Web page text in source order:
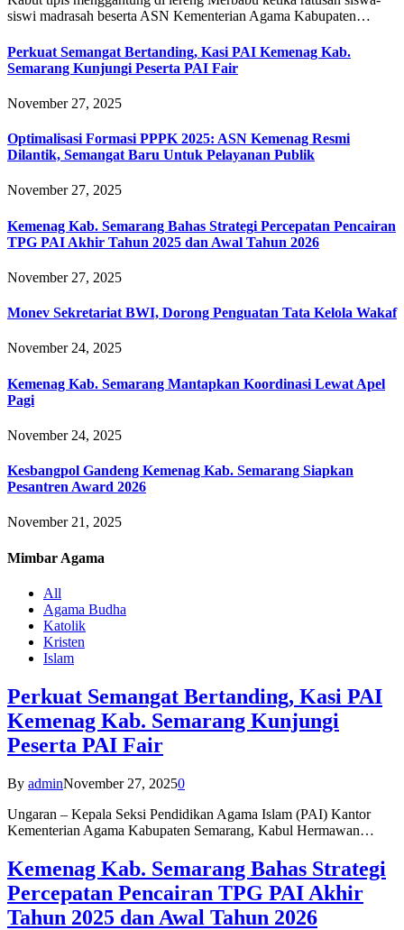
siswi madrasah beserta ASN Kementerian Agama Kabupaten…
Perkuat Semangat Bertanding, Kasi PAI Kemenag Kab.
Semarang Kunjungi Peserta PAI Fair
November 27, 2025
Optimalisasi Formasi PPPK 2025: ASN Kemenag Resmi
Dilantik, Semangat Baru Untuk Pelayanan Publik
November 27, 2025
Kemenag Kab. Semarang Bahas Strategi Percepatan Pencairan
TPG PAI Akhir Tahun 2025 dan Awal Tahun 2026
November 27, 2025
Monev Sekretariat BWI, Dorong Penguatan Tata Kelola Wakaf
November 24, 2025
Kemenag Kab. Semarang Mantapkan Koordinasi Lewat Apel
Pagi
November 24, 2025
Kesbangpol Gandeng Kemenag Kab. Semarang Siapkan
Pesantren Award 2026
November 21, 2025
Mimbar Agama
All
Agama Budha
Katolik
Kristen
Islam
Perkuat Semangat Bertanding, Kasi PAI
Kemenag Kab. Semarang Kunjungi
Peserta PAI Fair
By adminNovember 27, 20250
Ungaran – Kepala Seksi Pendidikan Agama Islam (PAI) Kantor
Kementerian Agama Kabupaten Semarang, Kabul Hermawan…
Kemenag Kab. Semarang Bahas Strategi
Percepatan Pencairan TPG PAI Akhir
Tahun 2025 dan Awal Tahun 2026